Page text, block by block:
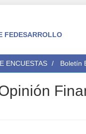
FEDESARROLLO
ENCUESTAS Boletín